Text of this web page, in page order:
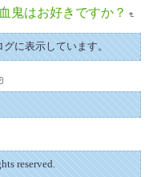
鬼はお好きですか？
に表示しています。
reserved.